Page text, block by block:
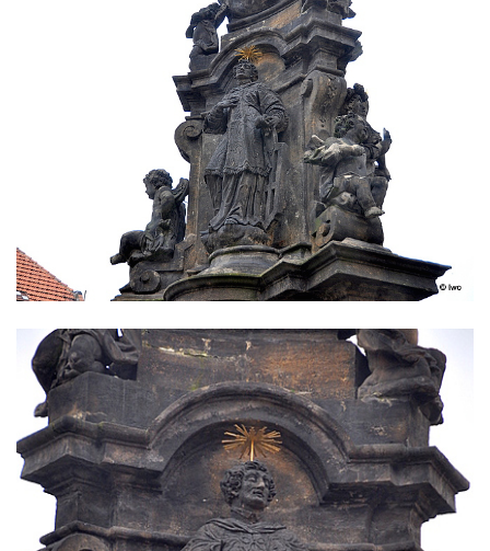
Socha sv. Maří Magdaleny u kostela
Nanebevzetí Panny Marie v Žatci
Socha sv. Petra u kostela Nanebevzetí
Panny Marie v Žatci
Socha sv. Jana Nepomuckého u kostela
Nanebevzetí Panny Marie v Žatci
Socha sv. Pavla u kostela Nanebevzetí
Panny Marie v Žatci
Socha sv. Norberta u kostela Nanebevzetí
Panny Marie v Žatci
Panny Marie v Žatci
Socha sv. Judy Tadeáše u kostela
Nanebevzetí Panny Marie v Žatci
Socha svatého Františka z Assisi u kostela
Nanebevzetí Panny Marie v Žatci
Sloupová Boží muka s reliéfy ve Skalici u
České Lípy